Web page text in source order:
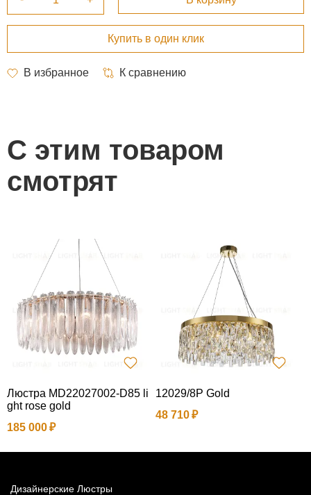
С этим товаром
смотрят
Люстра MD22027002-D85 li
ght rose gold
185 000
12029/8P Gold
48 710
Дизайнерские Люстры